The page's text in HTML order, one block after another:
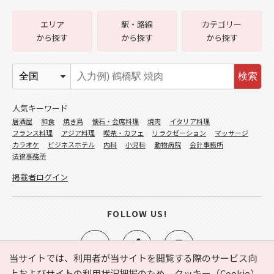
当サイトでは、利用者が当サイトを閲覧する際のサービス向
エリア
から探す
駅・路線
から探す
カテゴリー
から探す
検索
人気キーワード
居酒屋 和食 焼き鳥 懐石・会席料理 焼肉
イタリア料理
フランス料理
アジア料理 喫茶・カフェ リラクゼーション
マッサージ
カラオケ
ビジネスホテル 内科 小児科 動物病院
会計事務所
法律事務所
掲載者ログイン
FOLLOW US!